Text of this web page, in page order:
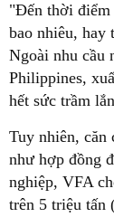
"Đến thời điểm
bao nhiêu, hay
Ngoài nhu cầu
Philippines,
hết sức trầm
Tuy nhiên, căn
như hợp đồng
nghiệp, VFA
trên 5 triệu tấn